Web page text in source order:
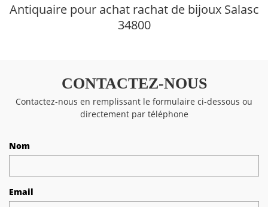
Antiquaire pour achat rachat de bijoux Salasc
34800
CONTACTEZ-NOUS
Contactez-nous en remplissant le formulaire ci-dessous ou
directement par téléphone
Nom
Email